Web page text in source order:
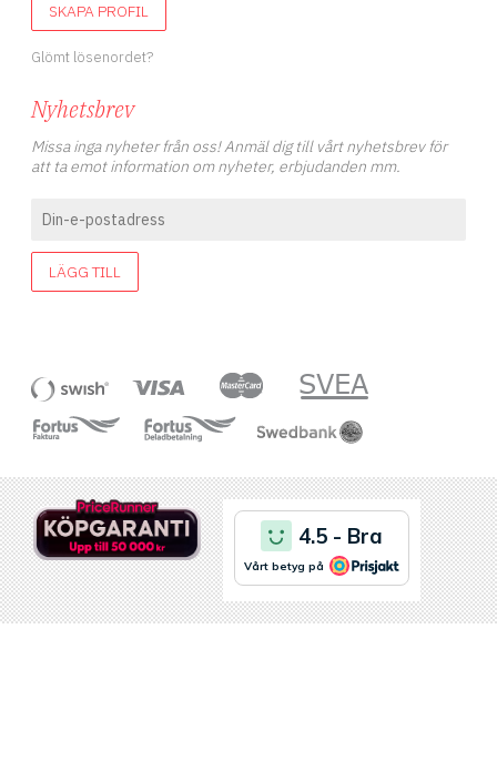
SKAPA PROFIL
Glömt lösenordet?
Nyhetsbrev
Missa inga nyheter från oss! Anmäl dig till vårt nyhetsbrev för
att ta emot information om nyheter, erbjudanden mm.
LÄGG TILL